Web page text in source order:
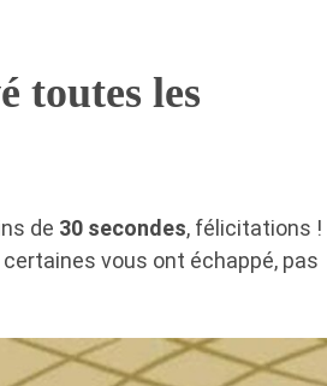
toutes les
de 30 secondes, félicitations !
certaines vous ont échappé, pas